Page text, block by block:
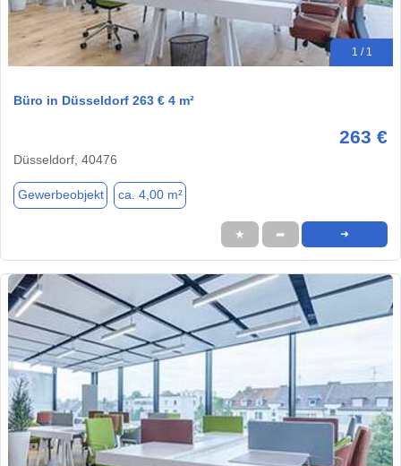
1 / 1
Büro in Düsseldorf 263 € 4 m²
263 €
Düsseldorf, 40476
Gewerbeobjekt ca. 4,00 m²
★ ➦ ➜